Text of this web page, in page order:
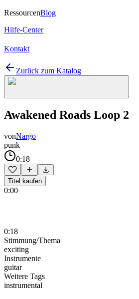
RessourcenBlog
Hilfe-Center
Kontakt
Zurück zum Katalog
Awakened Roads Loop 2
vonNargo
punk
0:18
Titel kaufen
0:00
0:18
Stimmung/Thema
exciting
Instrumente
guitar
Weitere Tags
instrumental